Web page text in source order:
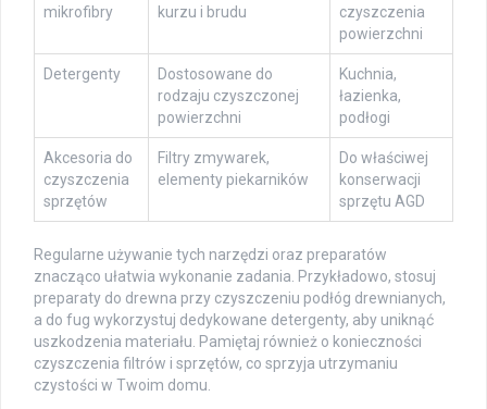
mikrofibry
kurzu i brudu
czyszczenia
powierzchni
Detergenty
Dostosowane do
rodzaju czyszczonej
powierzchni
Kuchnia,
łazienka,
podłogi
Akcesoria do
czyszczenia
sprzętów
Filtry zmywarek,
elementy piekarników
Do właściwej
konserwacji
sprzętu AGD
Regularne używanie tych narzędzi oraz preparatów
znacząco ułatwia wykonanie zadania. Przykładowo, stosuj
preparaty do drewna przy czyszczeniu podłóg drewnianych,
a do fug wykorzystuj dedykowane detergenty, aby uniknąć
uszkodzenia materiału. Pamiętaj również o konieczności
czyszczenia filtrów i sprzętów, co sprzyja utrzymaniu
czystości w Twoim domu.